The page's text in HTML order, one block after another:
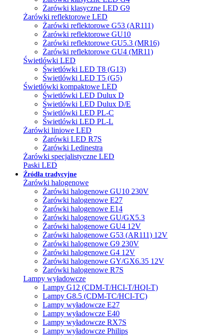
Żarówki klasyczne LED G9
Żarówki reflektorowe LED
Żarówki reflektorowe G53 (AR111)
Żarówki reflektorowe GU10
Żarówki reflektorowe GU5.3 (MR16)
Żarówki reflektorowe GU4 (MR11)
Świetlówki LED
Świetlówki LED T8 (G13)
Świetlówki LED T5 (G5)
Świetlówki kompaktowe LED
Świetlówki LED Dulux D
Świetlówki LED Dulux D/E
Świetlówki LED PL-C
Świetlówki LED PL-L
Żarówki liniowe LED
Żarówki LED R7S
Żarówki Ledinestra
Żarówki specjalistyczne LED
Paski LED
Źródła tradycyjne
Żarówki halogenowe
Żarówki halogenowe GU10 230V
Żarówki halogenowe E27
Żarówki halogenowe E14
Żarówki halogenowe GU/GX5.3
Żarówki halogenowe GU4 12V
Żarówki halogenowe G53 (AR111) 12V
Żarówki halogenowe G9 230V
Żarówki halogenowe G4 12V
Żarówki halogenowe GY/GX6.35 12V
Żarówki halogenowe R7S
Lampy wyładowcze
Lampy G12 (CDM-T/HCI-T/HQI-T)
Lampy G8.5 (CDM-TC/HCI-TC)
Lampy wyładowcze E27
Lampy wyładowcze E40
Lampy wyładowcze RX7S
Lampy wyładowcze Philips